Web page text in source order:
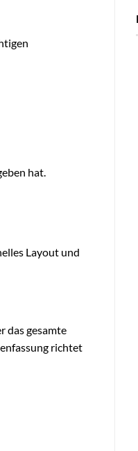
hat.
Layout und
das gesamte
richtet